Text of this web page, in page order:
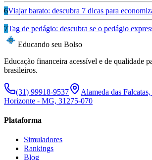
6Viajar barato: descubra 7 dicas para
7Tag de pedágio: descubra se o pedágio
Educando seu Bolso
Educação financeira acessível e de qualidade
brasileiros.
(31) 99918-9537
Alameda das
Horizonte - MG, 31275-070
Plataforma
Simuladores
Rankings
Blog